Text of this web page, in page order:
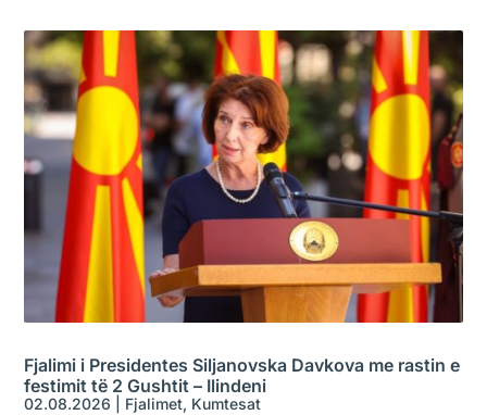
Fjalimi i Presidentes Siljanovska Davkova me rastin e
festimit të 2 Gushtit – Ilindeni
02.08.2026 Fjalimet, Kumtesat